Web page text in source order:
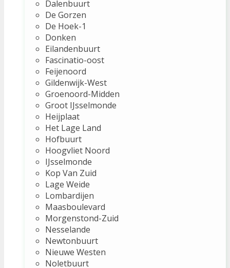
Dalenbuurt
De Gorzen
De Hoek-1
Donken
Eilandenbuurt
Fascinatio-oost
Feijenoord
Gildenwijk-West
Groenoord-Midden
Groot IJsselmonde
Heijplaat
Het Lage Land
Hofbuurt
Hoogvliet Noord
IJsselmonde
Kop Van Zuid
Lage Weide
Lombardijen
Maasboulevard
Morgenstond-Zuid
Nesselande
Newtonbuurt
Nieuwe Westen
Noletbuurt